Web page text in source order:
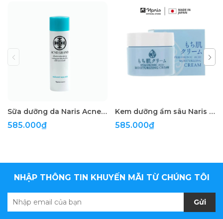
Sữa dưỡng da Naris Acne Grand Medicated Aqua Milk 160ml
585.000₫
Kem dưỡng ẩm sâu Naris Hyaluronic Acid Cream 48g
585.000₫
NHẬP THÔNG TIN KHUYẾN MÃI TỪ CHÚNG TÔI
Gửi